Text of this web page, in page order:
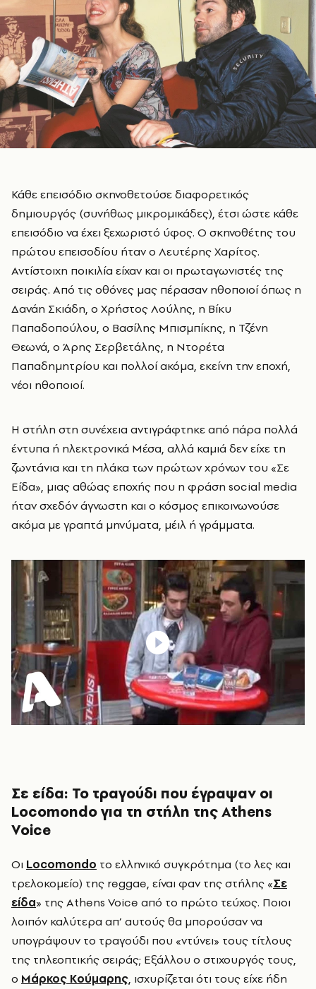
Κάθε επεισόδιο σκηνοθετούσε διαφορετικός
δημιουργός (συνήθως μικρομικάδες), έτσι ώστε κάθε
επεισόδιο να έχει ξεχωριστό ύφος. Ο σκηνοθέτης του
πρώτου επεισοδίου ήταν ο Λευτέρης Χαρίτος.
Αντίστοιχη ποικιλία είχαν και οι πρωταγωνιστές της
σειράς. Από τις οθόνες μας πέρασαν ηθοποιοί όπως η
Δανάη Σκιάδη, ο Χρήστος Λούλης, η Βίκυ
Παπαδοπούλου, ο Βασίλης Μπισμπίκης, η Τζένη
Θεωνά, ο Άρης Σερβετάλης, η Ντορέτα
Παπαδημητρίου και πολλοί ακόμα, εκείνη την εποχή,
νέοι ηθοποιοί.
Η στήλη στη συνέχεια αντιγράφτηκε από πάρα πολλά
έντυπα ή ηλεκτρονικά Μέσα, αλλά καμιά δεν είχε τη
ζωντάνια και τη πλάκα των πρώτων χρόνων του «Σε
Είδα», μιας αθώας εποχής που η φράση social media
ήταν σχεδόν άγνωστη και ο κόσμος επικοινωνούσε
ακόμα με γραπτά μηνύματα, μέιλ ή γράμματα.
Σε είδα: Το τραγούδι που έγραψαν οι
Locomondo για τη στήλη της Athens
Voice
Oι Locomondo τo ελληνικό συγκρότημα (το λες και
τρελοκομείο) της reggae, είναι φαν της στήλης «Σε
είδα» της Athens Voice από το πρώτο τεύχος. Ποιοι
λοιπόν καλύτερα απ’ αυτούς θα μπορούσαν να
υπογράψουν το τραγούδι που «ντύνει» τους τίτλους
της τηλεοπτικής σειράς; Eξάλλου ο στιχουργός τους,
ο Mάρκος Kούμαρης, ισχυρίζεται ότι τους είχε ήδη